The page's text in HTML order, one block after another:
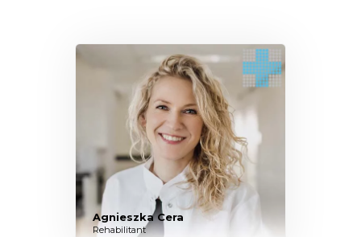
Agnieszka Cera
Rehabilitant